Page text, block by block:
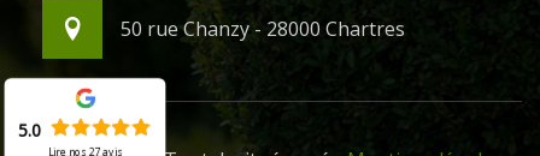
50 rue Chanzy - 28000 Chartres
5.0
Lire nos 27avis